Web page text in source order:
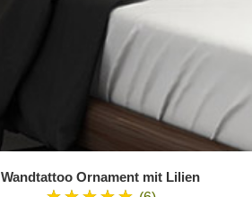
Wandtattoo Ornament mit Lilien